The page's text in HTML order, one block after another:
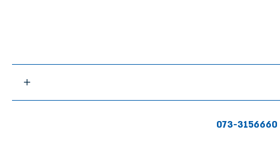
073-3156660